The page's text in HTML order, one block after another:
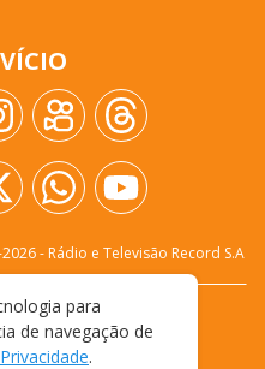
2026- Rádio e Televisão Record S.A
PRIVACIDADE
DE USO
para
de navegação de
.